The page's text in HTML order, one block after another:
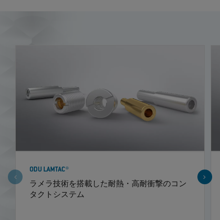
ODU LAMTAC®
ラメラ技術を搭載した耐熱・高耐衝撃のコン
タクトシステム